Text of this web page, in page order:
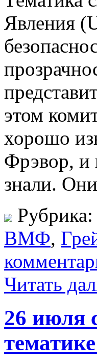
Явления
этом
хорошо
Фрэвор, и
знали.
Рубрика:
ВМФ,
Читать
26 июля